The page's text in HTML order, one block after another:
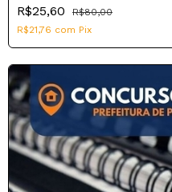
R$25,60
R$80,00
R$21,76 com Pix